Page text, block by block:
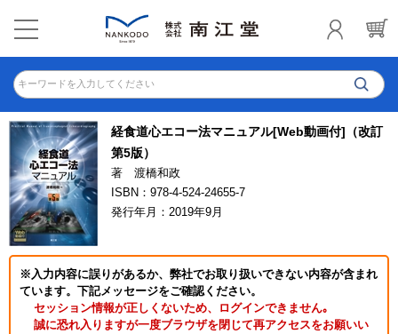
キーワードを入力してください
経食道心エコー法マニュアル[Web動画付]（改訂
第5版）
著 渡橋和政
ISBN：978-4-524-24655-7
発行年月：2019年9月
※入力内容に誤りがあるか、弊社でお取り扱いできない内容が含まれ
ています。下記メッセージをご確認ください。
セッション情報が正しくないため、ログインできません｡
誠に恐れ入りますが一度ブラウザを閉じて再アクセスをお願いい